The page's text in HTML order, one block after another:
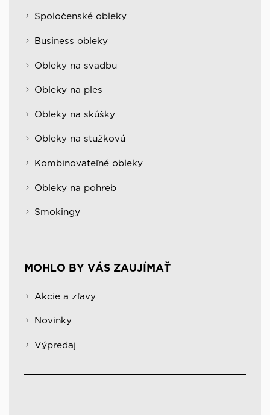
Spoločenské obleky
Business obleky
Obleky na svadbu
Obleky na ples
Obleky na skúšky
Obleky na stužkovú
Kombinovateľné obleky
Obleky na pohreb
Smokingy
MOHLO BY VÁS ZAUJÍMAŤ
Akcie a zľavy
Novinky
Výpredaj